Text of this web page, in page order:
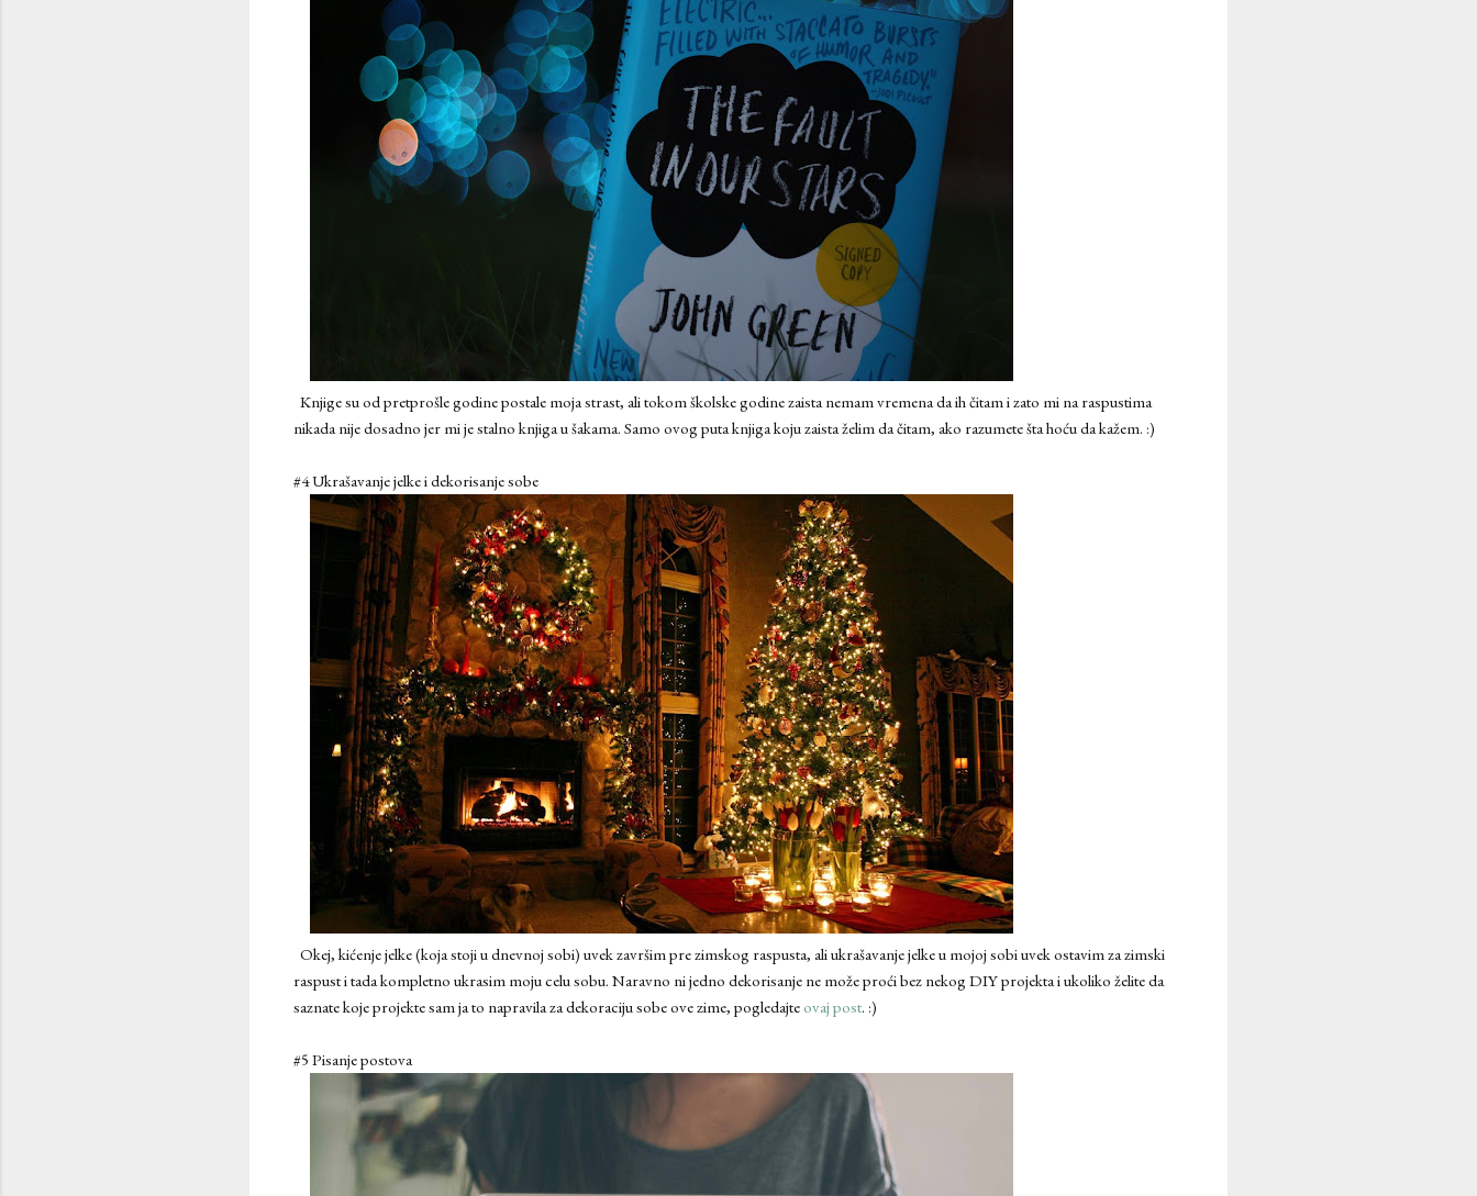
Knjige su od pretprošle godine postale moja strast, ali tokom školske godine zaista nemam vremena da ih čitam i zato mi na raspustima
nikada nije dosadno jer mi je stalno knjiga u šakama. Samo ovog puta knjiga koju zaista želim da čitam, ako razumete šta hoću da kažem. :)
#4 Ukrašavanje jelke i dekorisanje sobe
Okej, kićenje jelke (koja stoji u dnevnoj sobi) uvek završim pre zimskog raspusta, ali ukrašavanje jelke u mojoj sobi uvek ostavim za zimski
raspust i tada kompletno ukrasim moju celu sobu. Naravno ni jedno dekorisanje ne može proći bez nekog DIY projekta i ukoliko želite da
saznate koje projekte sam ja to napravila za dekoraciju sobe ove zime, pogledajte ovaj post. :)
#5 Pisanje postova